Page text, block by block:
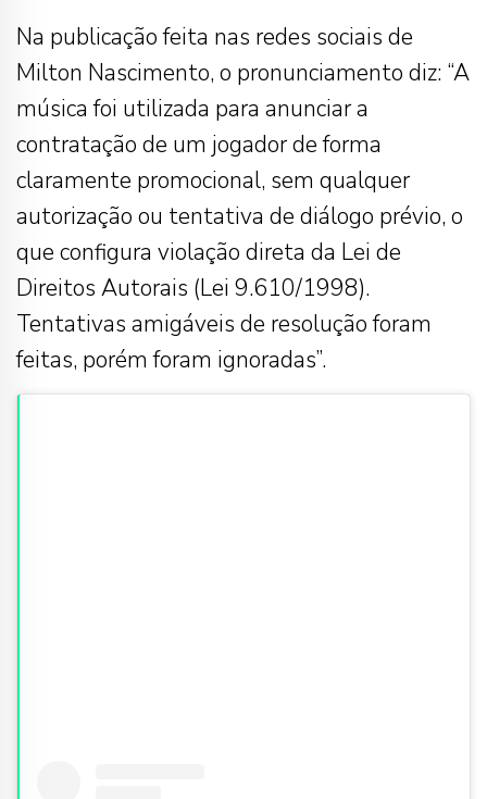
Na publicação feita nas redes sociais de
Milton Nascimento, o pronunciamento diz: “A
música foi utilizada para anunciar a
contratação de um jogador de forma
claramente promocional, sem qualquer
autorização ou tentativa de diálogo prévio, o
que configura violação direta da Lei de
Direitos Autorais (Lei 9.610/1998).
Tentativas amigáveis de resolução foram
feitas, porém foram ignoradas”.